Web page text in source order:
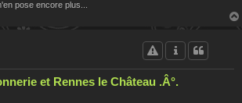
pose encore plus...
et Rennes le Château .Â°.